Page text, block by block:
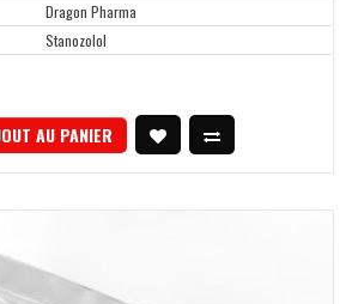
Dragon Pharma
Stanozolol
AU PANIER